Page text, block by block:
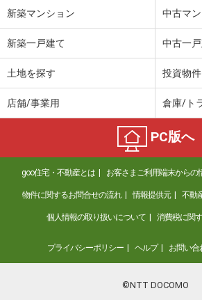
新築マンション 中古マ
新築一戸建て 中古一
土地を探す 投資物
店舗/事業用 倉庫/ト
PC版へ
goo住宅・不動産とは お客さまご利用端末からの
物件に関するお問合せの流れ 情報提供元 不動
個人情報の取り扱いについて 消費税に関
プライバシーポリシー ヘルプ お問い合
©NTT DOCOMO